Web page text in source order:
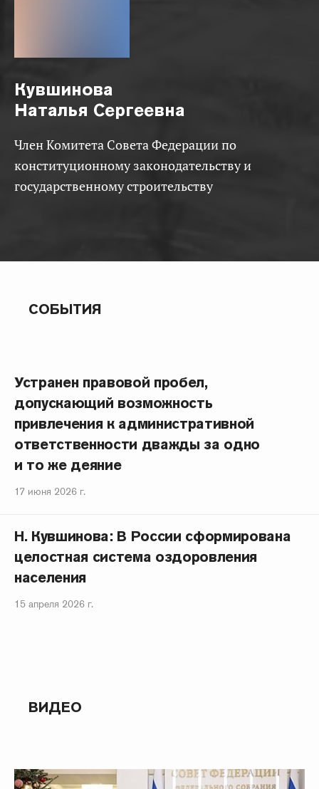
Кувшинова
Наталья Сергеевна
Член Комитета Совета Федерации по
конституционному законодательству и
государственному строительству
СОБЫТИЯ
Устранен правовой пробел,
допускающий возможность
привлечения к административной
ответственности дважды за одно
и то же деяние
17 июня 2026 г.
Н. Кувшинова: В России сформирована
целостная система оздоровления
населения
15 апреля 2026 г.
ВИДЕО